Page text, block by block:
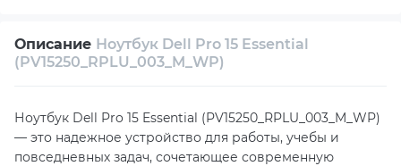
Возврат и обмен в течение 14 дней
Техническая поддержка Консультация
Описание Ноутбук Dell Pro 15 Essential
(PV15250_RPLU_003_M_WP)
Ноутбук Dell Pro 15 Essential (PV15250_RPLU_003_M_WP)
— это надежное устройство для работы, учебы и
повседневных задач, сочетающее современную